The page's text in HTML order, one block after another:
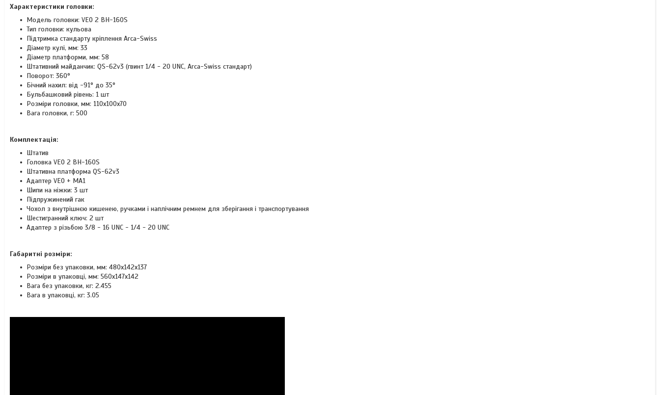
Характеристики головки:
Модель головки: VEO 2 BH-160S
Тип головки: кульова
Підтримка стандарту кріплення Arca-Swiss
Діаметр кулі, мм: 33
Діаметр платформи, мм: 58
Штативний майданчик: QS-62v3 (гвинт 1/4 - 20 UNC, Arca-Swiss стандарт)
Поворот: 360°
Бічний нахил: від -91° до 35°
Бульбашковий рівень: 1 шт
Розміри головки, мм: 110х100х70
Вага головки, г: 500
Комплектація:
Штатив
Головка VEO 2 BH-160S
Штативна платформа QS-62v3
Адаптер VEO + MA1
Шипи на ніжки: 3 шт
Підпружинений гак
Чохол з внутрішнєю кишенею, ручками і наплічним ремнем для зберігання і транспортування
Шестигранний ключ: 2 шт
Адаптер з різьбою 3/8 - 16 UNC - 1/4 - 20 UNC
Габаритні розміри:
Розміри без упаковки, мм: 480x142х137
Розміри в упаковці, мм: 560x147x142
Вага без упаковки, кг: 2.455
Вага в упаковці, кг: 3.05